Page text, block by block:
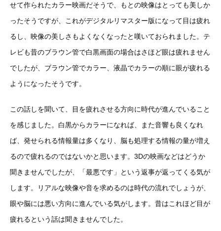
せて作られたカラー映画だそうで、もとの映像はとっても美しか
ったそうですが、これがデジタルリマスター版になって目は疲れ
るし、映像の美しさもよくなくなったと嘆いておられました。テ
レビも昔のブラウン管で白黒画面の場合はさほど眼は疲れません
でしたが、ブラウン管でカラー、液晶でカラーの順に眼が疲れる
ようになったそうです。
この話しを聞いて、目を疲れさせる方向に時代が進んでいること
を感じました。白黒からカラーになれば、また音響も良くなれ
ば、発せられる情報量は多くなり、脳も処理する情報の量が増え
るので疲れるのではないかと思います。3Dの映画などはどうか
聞きませんでしたが、「最悪です」という返事が返ってくる気が
します。リアルな映像や音を求めるのは時代の流れでしょうが、
眼や脳には悪い方向に進んでいる気がします。昔はこれほど目が
疲れるという話は聞きませんでした。